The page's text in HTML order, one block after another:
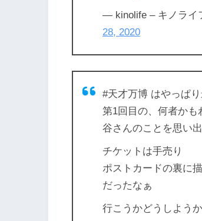
— kinolife – キノライ
28, 2020
#天才万博 はやっぱり
第1回目の、何者か
谷さんのことを思い
チケットは手売り
ポストカードの裏に
だったなぁ
行こうかどうしよう